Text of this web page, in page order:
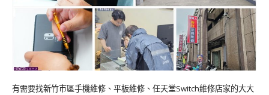
有需要找新竹市區手機維修、平板維修、任天堂Switch維修店家的大大